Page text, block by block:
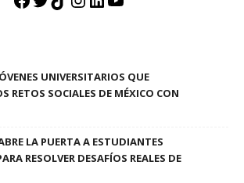
UNIVERSITARIOS QUE
RETOS SOCIALES DE MÉXICO CON
LA PUERTA A ESTUDIANTES
RESOLVER DESAFÍOS REALES DE